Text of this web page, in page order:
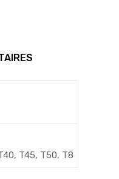
T45, T50, T8